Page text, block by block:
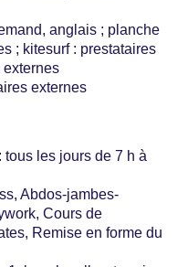
anglais ; planche
; kitesurf : prestataires
externes
externes
les jours de 7 h à
Abdos-jambes-
Cours de
Remise en forme du